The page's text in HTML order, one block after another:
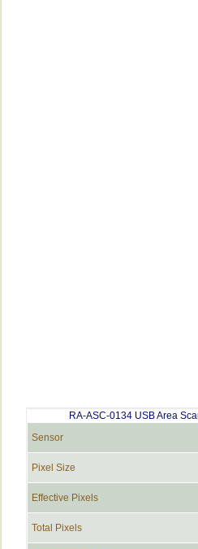
RA-ASC-0134 USB Area
Sensor
Pixel Size
Effective Pixels
Total Pixels